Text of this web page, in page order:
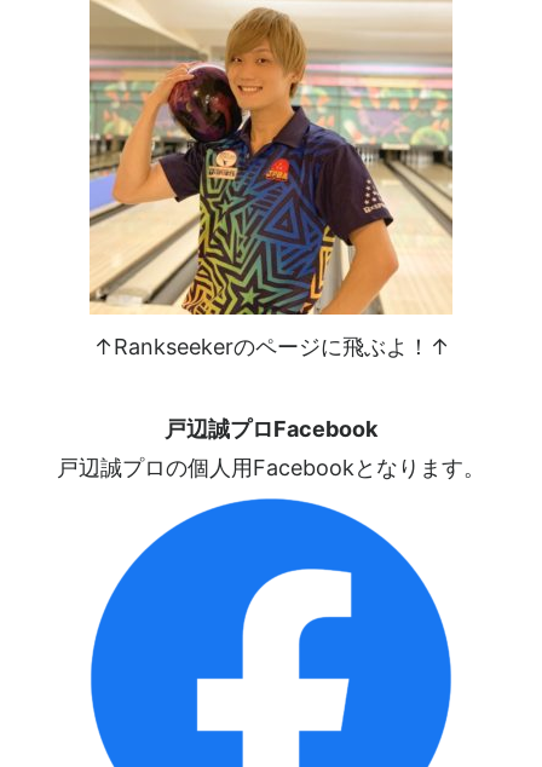
↑Rankseekerのページに飛ぶよ！↑
戸辺誠プロFacebook
戸辺誠プロの個人用Facebookとなります。